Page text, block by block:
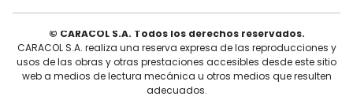
© CARACOL S.A. Todos los derechos reservados.
CARACOL S.A. realiza una reserva expresa de las reproducciones y
usos de las obras y otras prestaciones accesibles desde este sitio
web a medios de lectura mecánica u otros medios que resulten
adecuados.